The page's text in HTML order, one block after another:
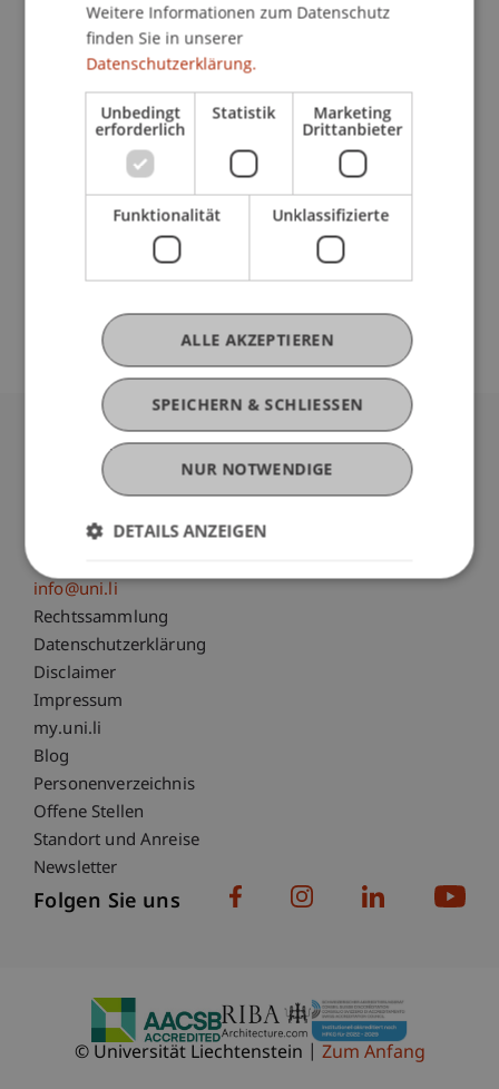
Geplant für SS 26
Grundlagenstudio: Entwerfen im kulturellen
Kontext - InterAktionen
(Modul/LV/Prüfung)
Grundlagenstudio: Entwerfen im kulturellen
Kontext - InterAktionen
Alessi
Ruech
Universität Liechtenstein
Fürst-Franz-Josef-Strasse
Liechtenstein
T +423 265 11 11
info@uni.li
Fußzeile Rechtliche Hinweise
Rechtssammlung
Datenschutzerklärung
Disclaimer
Impressum
Fußzeile Subdomain-Verzeichnis
my.uni.li
Blog
Personenverzeichnis
Offene Stellen
Standort und Anreise
Newsletter
Folgen Sie uns
© Universität Liechtenstein Zum Anfang
Weitere Informationen zum Datenschutz
finden Sie in unserer
Datenschutzerklärung.
Unbedingt
erforderlich
Statistik Marketing
Drittanbieter
Funktionalität Unklassifizierte
SPEICHERN & SCHLIESSEN
ALLE AKZEPTIEREN
NUR NOTWENDIGE
DETAILS ANZEIGEN